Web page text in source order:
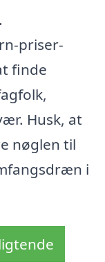
priser-
finde
Husk, at
nøglen til
i